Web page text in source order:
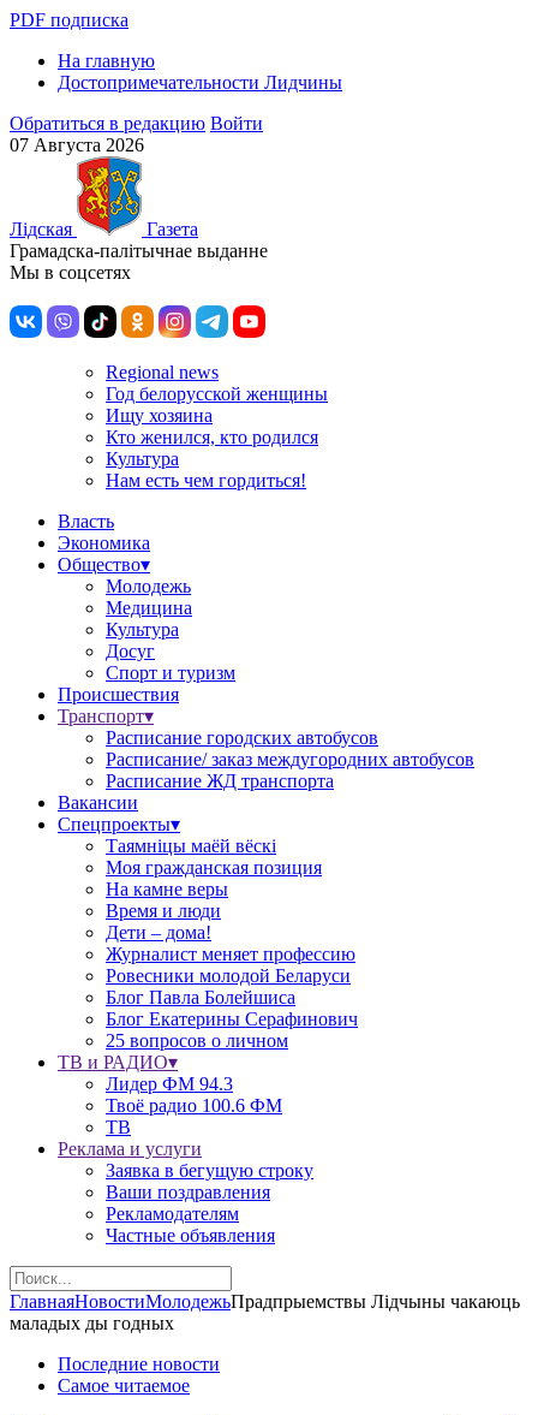
PDF подписка
На главную
Достопримечательности Лидчины
Обратиться в редакцию Войти
07 Августа 2026
Лiдская
Газета
Грамадска-палiтычнае выданне
Мы в соцсетях
Regional news
Год белорусской женщины
Ищу хозяина
Кто женился, кто родился
Культура
Нам есть чем гордиться!
Власть
Экономика
Общество▾
Молодежь
Медицина
Культура
Досуг
Спорт и туризм
Происшествия
Транспорт▾
Расписание городских автобусов
Расписание/ заказ междугородних автобусов
Расписание ЖД транспорта
Вакансии
Спецпроекты▾
Таямніцы маёй вёскі
Моя гражданская позиция
На камне веры
Время и люди
Дети – дома!
Журналист меняет профессию
Ровесники молодой Беларуси
Блог Павла Болейшиса
Блог Екатерины Серафинович
25 вопросов о личном
ТВ и РАДИО▾
Лидер ФМ 94.3
Твоё радио 100.6 ФМ
ТВ
Реклама и услуги
Заявка в бегущую строку
Ваши поздравления
Рекламодателям
Частные объявления
ГлавнаяНовостиМолодежьПрадпрыемствы Лідчыны чакаюць
маладых ды годных
Последние новости
Самое читаемое